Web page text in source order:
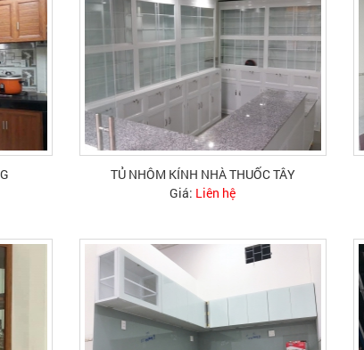
TỦ NHÔM KÍNH NHÀ THUỐC TÂY
Giá: Liên hệ